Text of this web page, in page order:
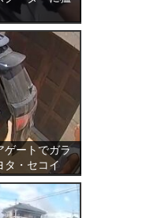
ゲートでガラ
タ・セコイ